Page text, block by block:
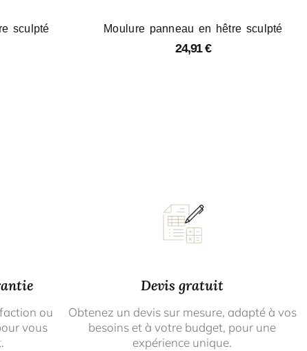
sculpté Moulure panneau en hêtre sculpté
24,91€
ou
vous
Devis gratuit
Obtenez un devis sur mesure, adapté à vos
besoins et à votre budget, pour une
expérience unique.